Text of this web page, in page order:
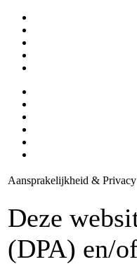
Aansprakelijkheid & Privacy
Deze
(DPA) en/